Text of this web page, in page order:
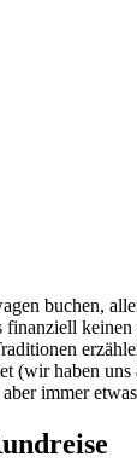
buchen,
finanziell
(wir haben
immer